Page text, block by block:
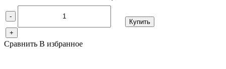
-
+
Купить
Сравнить В избранное